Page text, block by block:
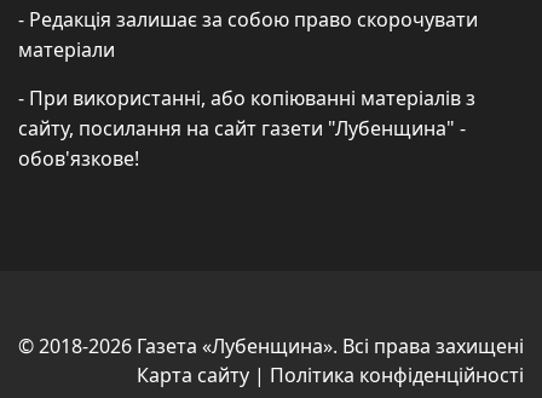
- Редакція залишає за собою право скорочувати
матеріали
- При використанні, або копіюванні матеріалів з
сайту, посилання на сайт газети "Лубенщина" -
обов'язкове!
© 2018-2026 Газета «Лубенщина». Всі права захищені
Карта сайту | Політика конфіденційності